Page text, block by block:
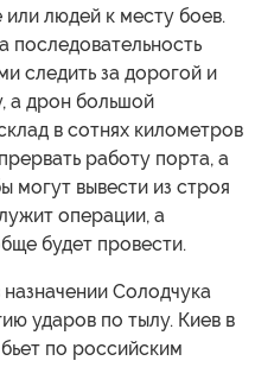
людей к месту боев.
последовательность
следить за дорогой и
а дрон большой
в сотнях километров
работу порта, а
могут вывести из строя
операции, а
будет провести.
Солодчука
ударов по тылу. Киев в
по российским